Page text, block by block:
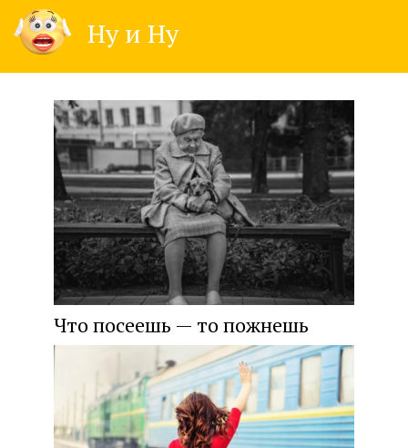
content
Ну и Ну
Что посеешь — то пожнешь